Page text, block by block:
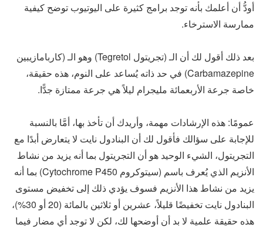
أودُّ أن أعلمك بأنه توجد برامج كثيرة على اليوتيوب توضح كيفية
ممارسة الاسترخاء.
بعد ذلك أقول لك أن الـ (تجريتول Tegretol) وهو الـ (كاربامازيبين
Carbamazepine) في حد ذاته يُساعد على النوم، هذه حقيقة،
خاصة جرعة الأربعمائة مليجرام ليلاً هي جرعة ممتازة جدًّا.
عمومًا: هذه الإرشادات مهمة، وأريدك أن تأخذ بها، أمَّا بالنسبة
للإجابة على سؤالك فأقول لك أن البنادول نايت لا يتعارض أبدًا مع
التجريتول، الشيء الوحيد هو أن التجريتول بما أنه يزيد من نشاط
الأنزيم الذي يُعرف باسم (سيتوكروم Cytochrome P450) بما أنه
يزيد من نشاط هذا الأنزيم فسوف يؤدي ذلك إلى تخفيض مستوى
البنادول نايت تخفيضًا قليلاً، عشرين أو ثلاثين بالمائة (20 أو 30%)،
هذه حقيقة علمية لا بد أن أوضحها لك، لكن لا توجد أي مضار فيما